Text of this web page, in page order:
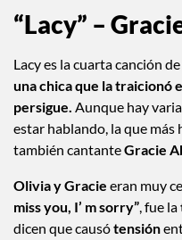
“Lacy” –
Lacy es la cuarta canción de
una chica que la traicionó
persigue. Aunque hay
estar hablando, la que más
también cantanteGracie
Olivia y Gracie eran muy
miss you, I’ m sorry”, fue la
dicen que causótensión